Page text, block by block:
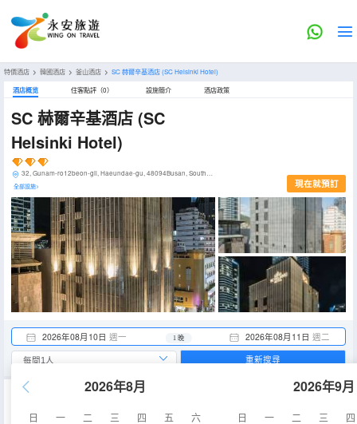
特價酒店 > 韓國酒店 > 釜山酒店 > SC 赫爾辛基酒店(SC Helsinki Hotel)
酒店概览 住客點評（0） 設施簡介 酒店政策
SC 赫爾辛基酒店 (SC
Helsinki Hotel)
32, Gunam-ro12beon-gil, Haeundae-gu, 48094Busan, SouthKorea
全部設施> 現在就預訂
2026年08月10日 週一 2026年08月11日 週二
1 晚
2026年8月
日 一 二 三 四 五
六
2026年9月
日 一 二 三
四
重新搜尋
重要資訊
城市重要資訊